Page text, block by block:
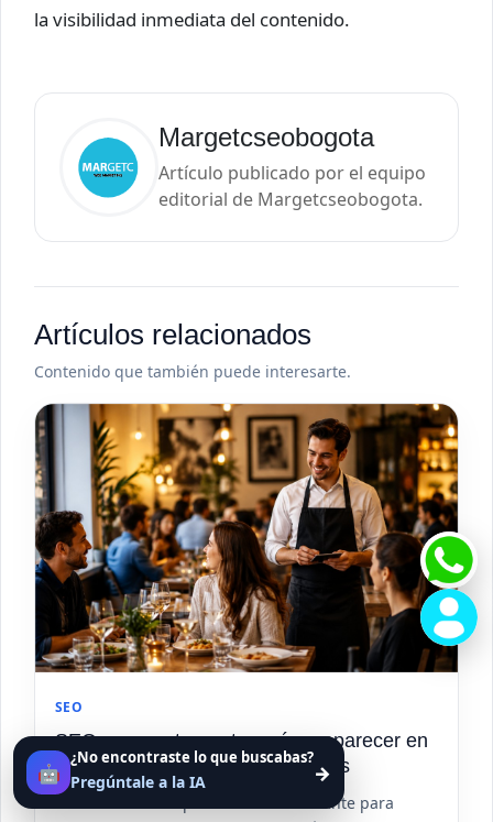
🤖
¿No encontraste lo que buscabas?
Pregúntale a la IA →
la visibilidad inmediata del contenido.
Margetcseobogota
Artículo publicado por el equipo
editorial de Margetcseobogota.
Artículos relacionados
Contenido que también puede interesarte.
SEO
SEO para restaurantes: cómo aparecer en
Google y conseguir más reservas
Descubre cómo optimizar tu restaurante para